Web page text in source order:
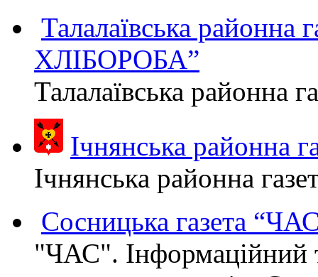
Талалаївська
ХЛІБОРОБА”
Талалаївська
Ічнянська районна
Ічнянська районна
Сосницька газета
"ЧАС". Інформаційний